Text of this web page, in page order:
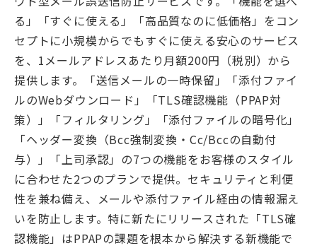
る」「すぐに使える」「高品質なのに低価格」をコン
セプトに小規模からでもすぐに使える安心のサービス
を、1メールアドレスあたり月額200円（税別）から
提供します。「送信メールの一時保留」「添付ファイ
ルのWebダウンロード」「TLS確認機能（PPAP対
策）」「フィルタリング」「添付ファイルの暗号化」
「ヘッダー変換（Bcc強制変換・Cc/Bccの自動付
与）」「上司承認」の7つの機能をお客様のスタイル
に合わせた2つのプランで提供。セキュリティと利便
性を兼ね備え、メールや添付ファイル経由の情報漏え
いを防止します。特に新たにリリースされた「TLS確
認機能」はPPAPの課題を根本から解決する新機能で